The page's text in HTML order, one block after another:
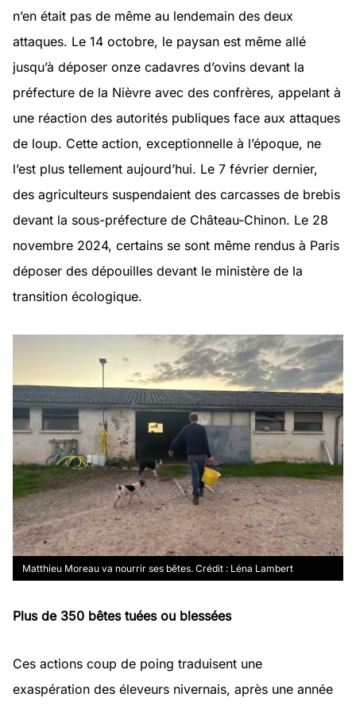
n’en était pas de même au lendemain des deux
attaques. Le 14 octobre, le paysan est même allé
jusqu’à déposer onze cadavres d’ovins devant la
préfecture de la Nièvre avec des confrères, appelant à
une réaction des autorités publiques face aux attaques
de loup. Cette action, exceptionnelle à l’époque, ne
l’est plus tellement aujourd’hui. Le 7 février dernier,
des agriculteurs suspendaient des carcasses de brebis
devant la sous-préfecture de Château-Chinon. Le 28
novembre 2024, certains se sont même rendus à Paris
déposer des dépouilles devant le ministère de la
transition écologique.
Matthieu Moreau va nourrir ses bêtes. Crédit : Léna Lambert
Plus de 350 bêtes tuées ou blessées
Ces actions coup de poing traduisent une
exaspération des éleveurs nivernais, après une année